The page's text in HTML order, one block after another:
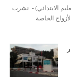
الابتدائي) - نشرت
الخاصة